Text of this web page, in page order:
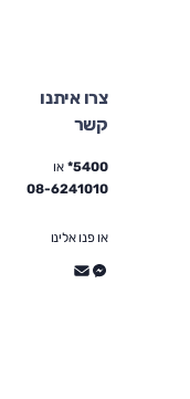
צרו איתנו
קשר
5400* או
08-6241010
או פנו אלינו